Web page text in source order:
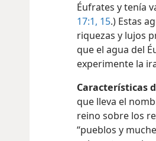
Éufrates y tenía
17:1, 15.) Estas
riquezas y lujos
que el agua del
experimente la
Características
que lleva el
reino sobre los
“pueblos y